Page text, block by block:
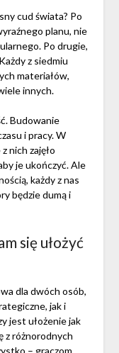
cud świata? Po
planu, nie
Po drugie,
z siedmiu
materiałów,
innych.
Budowanie
i pracy. W
nich zajęło
je ukończyć. Ale
każdy z nas
będzie dumą i
się ułożyć
dla dwóch osób,
jak i
jest ułożenie jak
z różnorodnych